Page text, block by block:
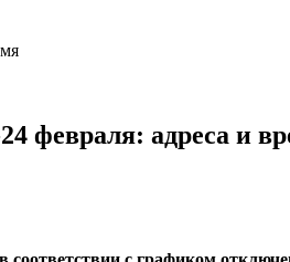
февраля: адреса и